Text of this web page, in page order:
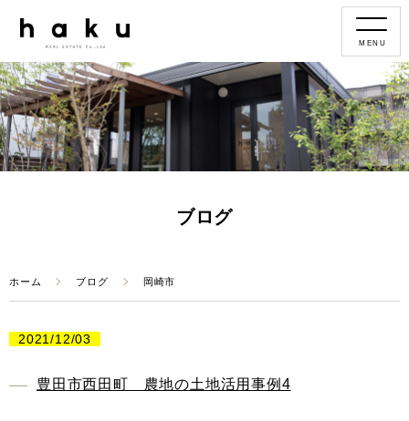
MENU
ブログ
ホーム ブログ 岡崎市
2021/12/03
豊田市西田町 農地の土地活用事例4